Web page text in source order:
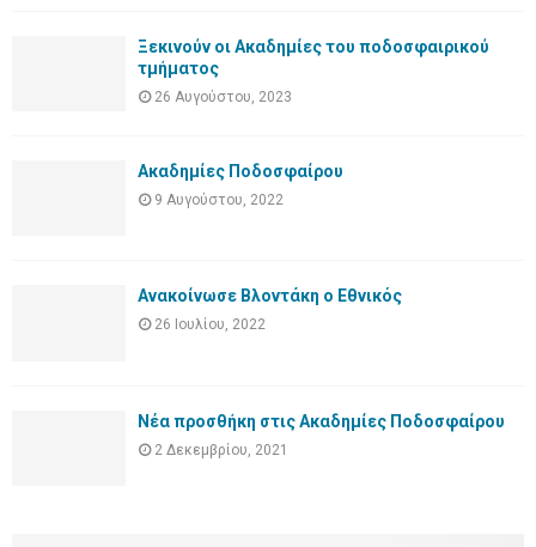
Ξεκινούν οι Ακαδημίες του ποδοσφαιρικού
τμήματος
26 Αυγούστου, 2023
Ακαδημίες Ποδοσφαίρου
9 Αυγούστου, 2022
Ανακοίνωσε Βλοντάκη ο Εθνικός
26 Ιουλίου, 2022
Νέα προσθήκη στις Ακαδημίες Ποδοσφαίρου
2 Δεκεμβρίου, 2021